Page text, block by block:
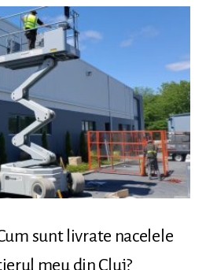
sunt livrate nacelele
meu din Cluj?